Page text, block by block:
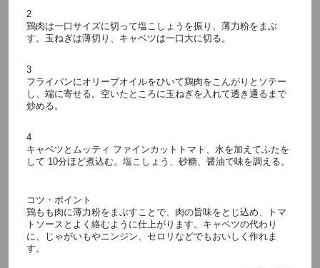
2
鶏肉は一口サイズに切って塩こしょうを振り、薄力粉をまぶ
す。玉ねぎは薄切り、キャベツは一口大に切る。
3
フライパンにオリーブオイルをひいて鶏肉をこんがりとソテー
し、端に寄せる。空いたところに玉ねぎを入れて透き通るまで
炒める。
4
キャベツとムッティ ファインカットトマト、水を加えてふたを
して 10分ほど煮込む。塩こしょう、砂糖、醤油で味を調える。
コツ・ポイント
鶏もも肉に薄力粉をまぶすことで、肉の旨味をとじ込め、トマ
トソースとよく絡むように仕上がります。キャベツの代わり
に、じゃがいもやニンジン、セロリなどでもおいしく作れま
す。